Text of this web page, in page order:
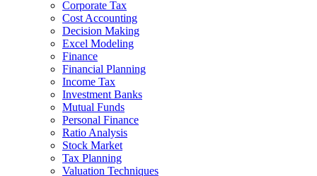
Corporate Tax
Cost Accounting
Decision Making
Excel Modeling
Finance
Financial Planning
Income Tax
Investment Banks
Mutual Funds
Personal Finance
Ratio Analysis
Stock Market
Tax Planning
Valuation Techniques